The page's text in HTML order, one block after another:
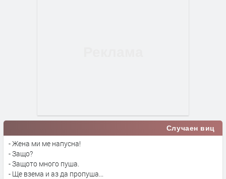
Случаен виц
- Жена ми ме напусна!
- Защо?
- Защото много пуша.
- Ще взема и аз да пропуша...